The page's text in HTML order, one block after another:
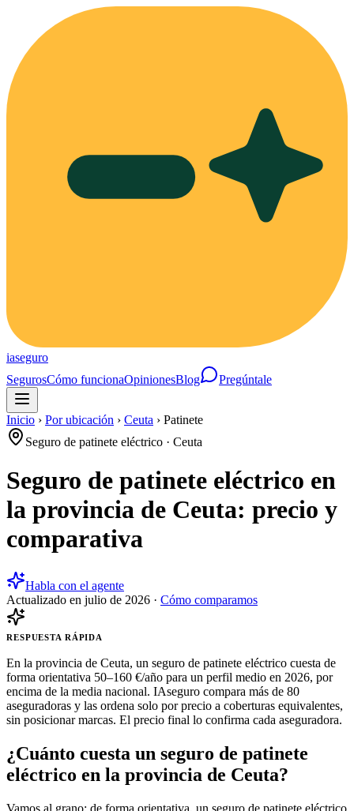
iaseguro
SegurosCómo funcionaOpinionesBlog Pregúntale
Inicio › Por ubicación › Ceuta › Patinete
Seguro de patinete eléctrico · Ceuta
Seguro de patinete eléctrico en
la provincia de Ceuta: precio y
comparativa
Habla con el agente
Actualizado en julio de 2026 · Cómo comparamos
RESPUESTA RÁPIDA
En la provincia de Ceuta, un seguro de patinete eléctrico cuesta de
forma orientativa 50–160 €/año para un perfil medio en 2026, por
encima de la media nacional. IAseguro compara más de 80
aseguradoras y las ordena solo por precio a coberturas equivalentes,
sin posicionar marcas. El precio final lo confirma cada aseguradora.
¿Cuánto cuesta un seguro de patinete
eléctrico en la provincia de Ceuta?
Vamos al grano: de forma orientativa, un seguro de patinete eléctrico